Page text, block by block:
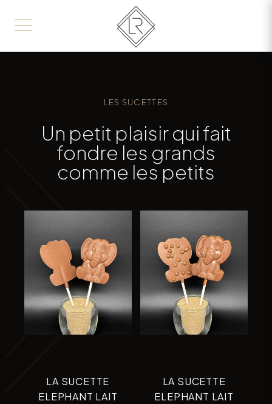
LES SUCETTES
Un petit plaisir qui fait
fondre les grands
comme les petits
LA SUCETTE
ELEPHANT LAIT
LA SUCETTE
ELEPHANT LAIT